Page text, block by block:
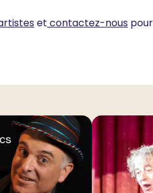
et contactez-nous